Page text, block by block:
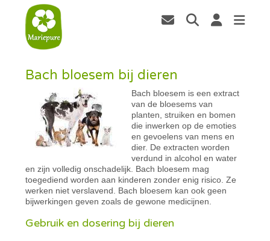
Bach bloesem bij dieren
Bach bloesem is een extract
van de bloesems van
planten, struiken en bomen
die inwerken op de emoties
en gevoelens van mens en
dier. De extracten worden
verdund in alcohol en water
en zijn volledig onschadelijk. Bach bloesem mag
toegediend worden aan kinderen zonder enig risico. Ze
werken niet verslavend. Bach bloesem kan ook geen
bijwerkingen geven zoals de gewone medicijnen.
Gebruik en dosering bij dieren